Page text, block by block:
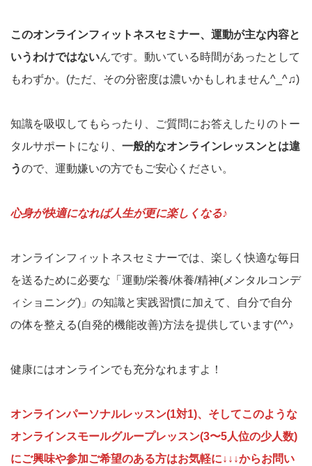
このオンラインフィットネスセミナー、運動が主な内容と
いうわけではないんです。動いている時間があったとして
もわずか。(ただ、その分密度は濃いかもしれません^_^♫)
知識を吸収してもらったり、ご質問にお答えしたりのトー
タルサポートになり、 一般的なオンラインレッスンとは違
うので、運動嫌いの方でもご安心ください。
心身が快適になれば人生が更に楽しくなる♪
オンラインフィットネスセミナーでは、楽しく快適な毎日
を送るために必要な「運動/栄養/休養/精神(メンタルコンデ
ィショニング)」の知識と実践習慣に加えて、自分で自分
の体を整える(自発的機能改善)方法を提供しています(^^♪
健康にはオンラインでも充分なれますよ！
オンラインパーソナルレッスン(1対1)、そしてこのような
オンラインスモールグループレッスン(3〜5人位の少人数)
にご興味や参加ご希望のある方はお気軽に↓↓↓からお問い